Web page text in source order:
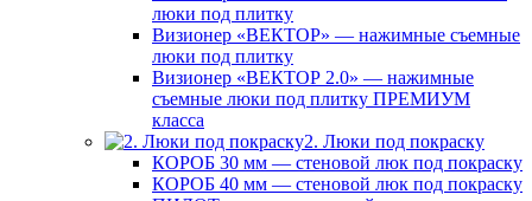
люки под плитку
Визионер «ВЕКТОР» — нажимные съемные
люки под плитку
Визионер «ВЕКТОР 2.0» — нажимные
съемные люки под плитку ПРЕМИУМ
класса
2. Люки под покраску
КОРОБ 30 мм — стеновой люк под покраску
КОРОБ 40 мм — стеновой люк под покраску